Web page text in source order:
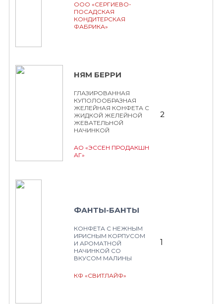
ООО «СЕРГИЕВО-
ПОСАДСКАЯ
КОНДИТЕРСКАЯ
ФАБРИКА»
НЯМ БЕРРИ
ГЛАЗИРОВАННАЯ
КУПОЛООБРАЗНАЯ
ЖЕЛЕЙНАЯ КОНФЕТА С
ЖИДКОЙ ЖЕЛЕЙНОЙ
ЖЕВАТЕЛЬНОЙ
НАЧИНКОЙ
АО «ЭССЕН ПРОДАКШН
АГ»
2
ФАНТЫ-БАНТЫ
КОНФЕТА С НЕЖНЫМ
ИРИСНЫМ КОРПУСОМ
И АРОМАТНОЙ
НАЧИНКОЙ СО
ВКУСОМ МАЛИНЫ
КФ «СВИТЛАЙФ»
1